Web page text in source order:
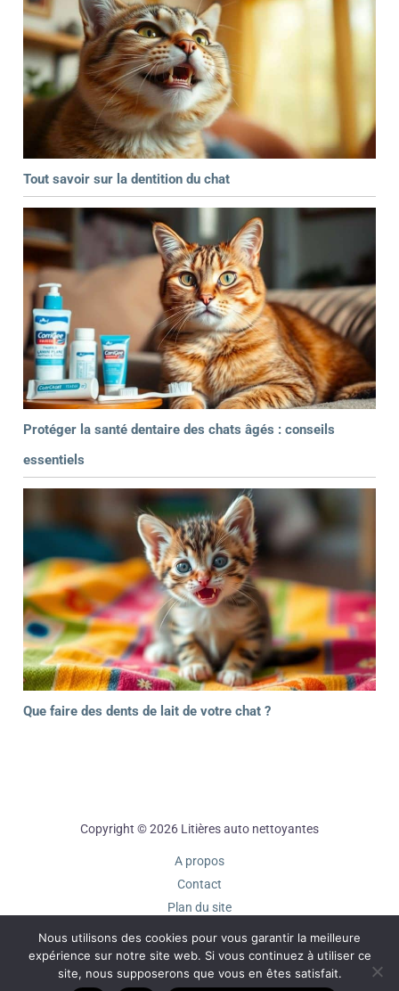
Tout savoir sur la dentition du chat
Protéger la santé dentaire des chats âgés : conseils
essentiels
Que faire des dents de lait de votre chat ?
Copyright © 2026 Litières auto nettoyantes
A propos
Contact
Plan du site
Mentions légales
Politique de confidentialité
Nous utilisons des cookies pour vous garantir la meilleure
expérience sur notre site web. Si vous continuez à utiliser ce
site, nous supposerons que vous en êtes satisfait.